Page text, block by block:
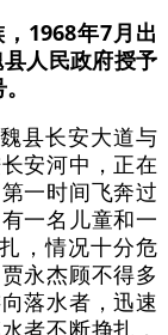
1968年7月出
人民政府授予
县长安大道与
安河中，正在
一时间飞奔过
一名儿童和一
，情况十分危
永杰顾不得多
落水者，迅速